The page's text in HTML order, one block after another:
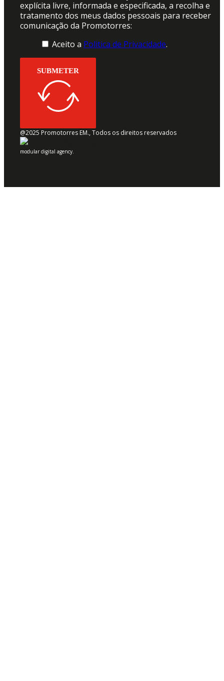
explícita livre, informada e especificada, a recolha e
tratamento dos meus dados pessoais para receber
comunicação da Promotorres:
Aceito a Politica de Privacidade.
SUBMETER
@2025 Promotorres EM., Todos os direitos reservados
modular digital agency.